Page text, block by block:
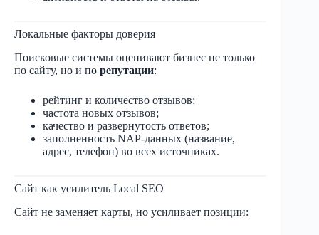
Локальные факторы доверия
Поисковые системы оценивают бизнес не только
по сайту, но и по репутации:
рейтинг и количество отзывов;
частота новых отзывов;
качество и развернутость ответов;
заполненность NAP-данных (название,
адрес, телефон) во всех источниках.
Сайт как усилитель Local SEO
Сайт не заменяет карты, но усиливает позиции: